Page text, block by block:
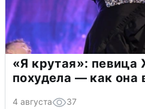
«Я крутая»: певица
похудела — как она
4 августа 37